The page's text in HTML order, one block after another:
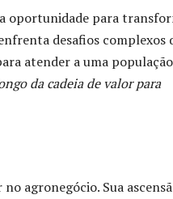
oportunidade para
desafios complexos
atender a uma população
da cadeia de valor para
agronegócio. Sua